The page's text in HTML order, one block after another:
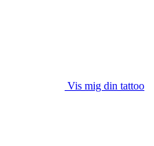
Vis mig din tattoo